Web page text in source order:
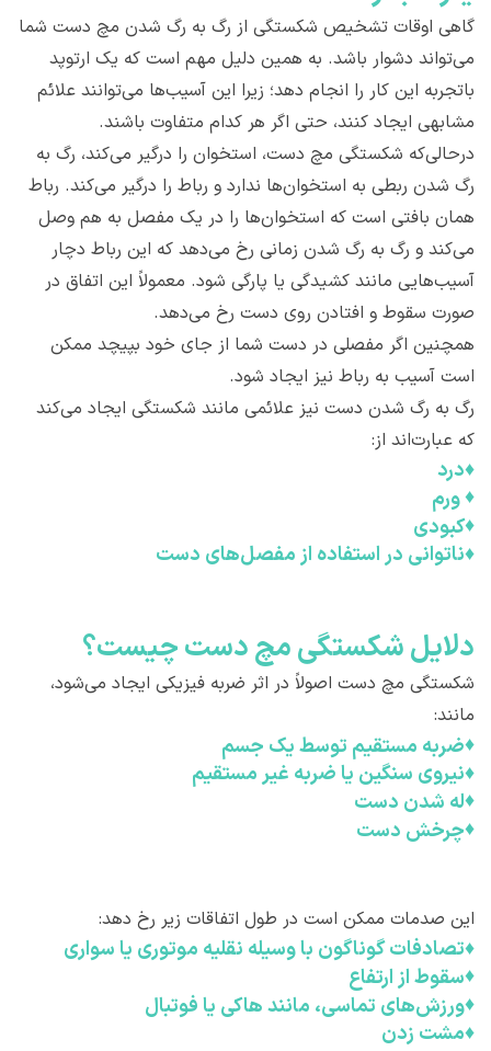
گاهی اوقات تشخیص شکستگی از رگ به رگ شدن مچ دست شما
می‌تواند دشوار باشد. به همین دلیل مهم است که یک ارتوپد
باتجربه این کار را انجام دهد؛ زیرا این آسیب‌ها می‌توانند علائم
مشابهی ایجاد کنند، حتی اگر هر کدام متفاوت باشند.
درحالی‌که شکستگی مچ دست، استخوان را درگیر می‌کند، رگ به
رگ شدن ربطی به استخوان‌ها ندارد و رباط را درگیر می‌کند. رباط
همان بافتی است که استخوان‌ها را در یک مفصل به هم وصل
می‌کند و رگ به رگ شدن زمانی رخ می‌دهد که این رباط دچار
آسیب‌هایی مانند کشیدگی یا پارگی شود. معمولاً این اتفاق در
صورت سقوط و افتادن روی دست رخ می‌دهد.
همچنین اگر مفصلی در دست شما از جای خود بپیچد ممکن
است آسیب به رباط نیز ایجاد شود.
رگ به رگ شدن دست نیز علائمی مانند شکستگی ایجاد می‌کند
که عبارت‌اند از:
♦درد
♦ورم
♦کبودی
♦ناتوانی در استفاده از مفصل‌های دست
دلايل شکستگی مچ دست چيست؟
شکستگی مچ دست اصولاً در اثر ضربه فیزیکی ایجاد می‌شود،
مانند:
♦ضربه مستقیم توسط یک جسم
♦نیروی سنگین یا ضربه غیر مستقیم
♦له شدن دست
♦چرخش دست
این صدمات ممکن است در طول اتفاقات زیر رخ دهد:
♦تصادفات گوناگون با وسیله نقلیه موتوری یا سواری
♦سقوط از ارتفاع
♦ورزش‌های تماسی، مانند هاکی یا فوتبال
♦مشت زدن